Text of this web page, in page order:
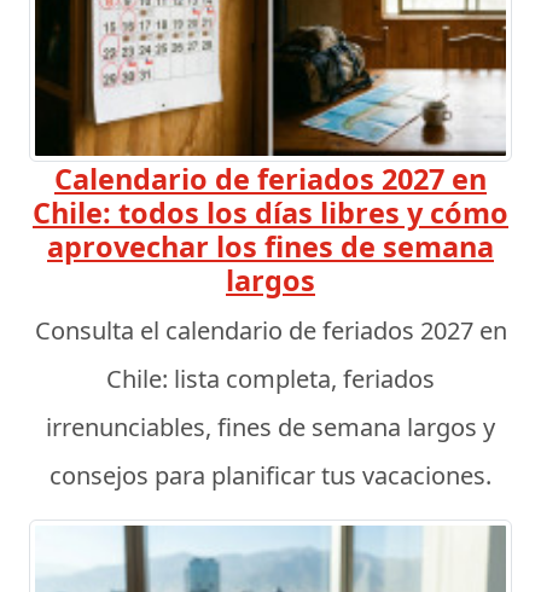
Calendario de feriados 2027 en
Chile: todos los días libres y cómo
aprovechar los fines de semana
largos
Consulta el calendario de feriados 2027 en
Chile: lista completa, feriados
irrenunciables, fines de semana largos y
consejos para planificar tus vacaciones.